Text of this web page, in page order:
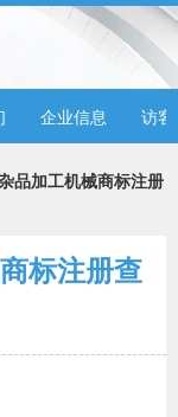
企业信息 访客
品加工机械商标注册
标注册查